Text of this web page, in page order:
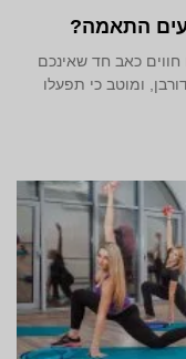
התאמה?
כאב חד שאינכם
ומוטב כי תפעלו